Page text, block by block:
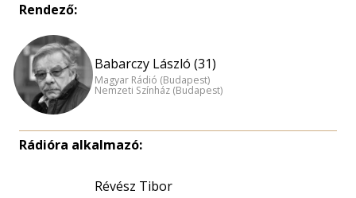
Rendező:
Babarczy László (31)
Magyar Rádió (Budapest)
Nemzeti Színház (Budapest)
Rádióra alkalmazó:
Révész Tibor